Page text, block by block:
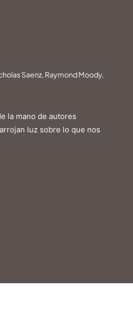
Saenz, Raymond Moody,
la mano de autores
luz sobre lo que nos